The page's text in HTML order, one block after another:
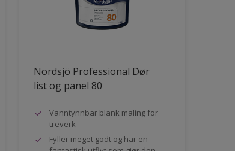
Nordsjö Professional Dør
list og panel 80
Vanntynnbar blank maling for
treverk
Fyller meget godt og har en